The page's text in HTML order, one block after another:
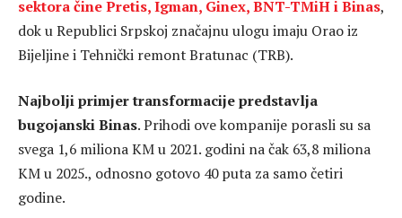
sektora čine Pretis, Igman, Ginex, BNT-TMiH i Binas,
dok u Republici Srpskoj značajnu ulogu imaju Orao iz
Bijeljine i Tehnički remont Bratunac (TRB).
Najbolji primjer transformacije predstavlja
bugojanski Binas. Prihodi ove kompanije porasli su sa
svega 1,6 miliona KM u 2021. godini na čak 63,8 miliona
KM u 2025., odnosno gotovo 40 puta za samo četiri
godine.